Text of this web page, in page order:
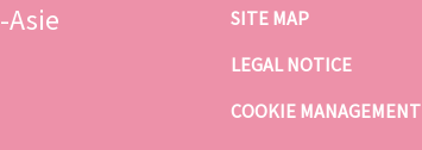
SITE MAP
LEGAL NOTICE
COOKIE MANAGEMENT